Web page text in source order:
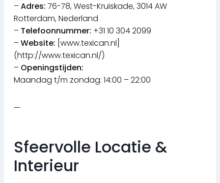
–Adres: 76-78, West-Kruiskade, 3014 AW
Rotterdam, Nederland
– Telefoonnummer: +31 10 304 2099
–Website: [www.texican.nl]
(http://www.texican.nl/)
– Openingstijden:
Maandag t/m zondag: 14:00 – 22:00
—
Sfeervolle Locatie &
Interieur